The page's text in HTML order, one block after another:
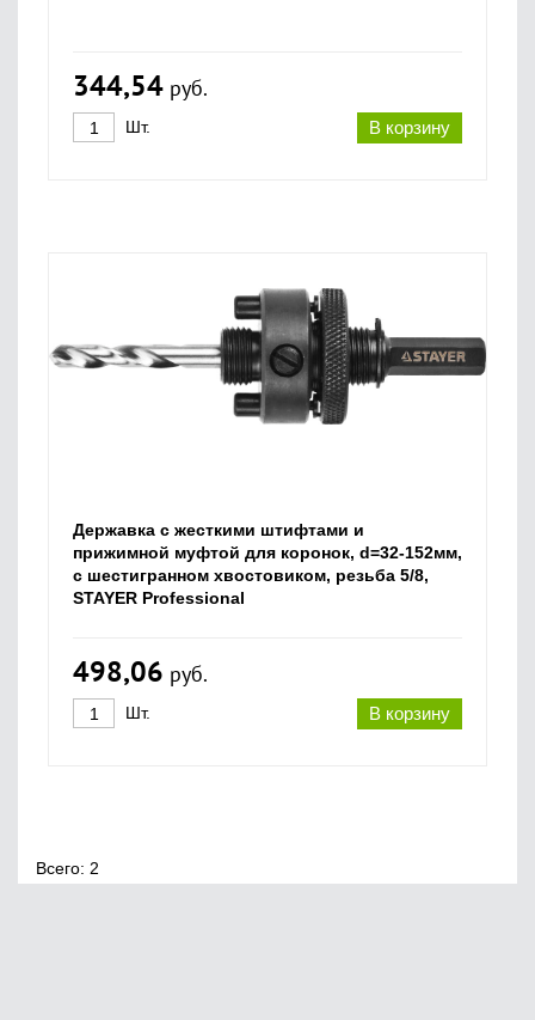
344,54 руб.
В корзину
Шт.
Державка c жесткими штифтами и
прижимной муфтой для коронок, d=32-152мм,
с шестигранном хвостовиком, резьба 5/8,
STAYER Professional
498,06 руб.
В корзину
Шт.
Всего: 2